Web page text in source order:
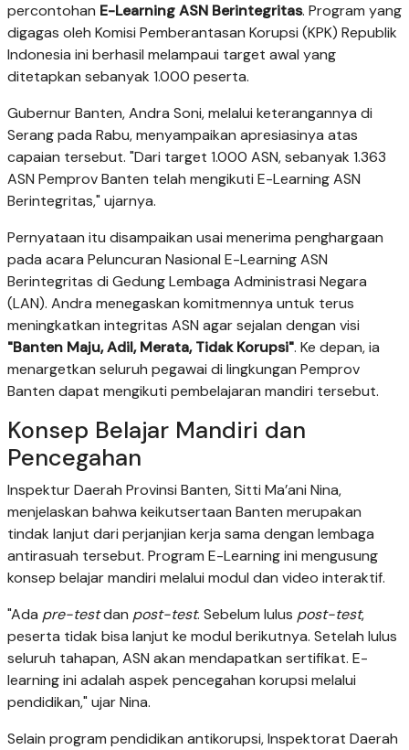
percontohan E-Learning ASN Berintegritas. Program yang
digagas oleh Komisi Pemberantasan Korupsi (KPK) Republik
Indonesia ini berhasil melampaui target awal yang
ditetapkan sebanyak 1.000 peserta.
Gubernur Banten, Andra Soni, melalui keterangannya di
Serang pada Rabu, menyampaikan apresiasinya atas
capaian tersebut. "Dari target 1.000 ASN, sebanyak 1.363
ASN Pemprov Banten telah mengikuti E-Learning ASN
Berintegritas," ujarnya.
Pernyataan itu disampaikan usai menerima penghargaan
pada acara Peluncuran Nasional E-Learning ASN
Berintegritas di Gedung Lembaga Administrasi Negara
(LAN). Andra menegaskan komitmennya untuk terus
meningkatkan integritas ASN agar sejalan dengan visi
"Banten Maju, Adil, Merata, Tidak Korupsi". Ke depan, ia
menargetkan seluruh pegawai di lingkungan Pemprov
Banten dapat mengikuti pembelajaran mandiri tersebut.
Konsep Belajar Mandiri dan
Pencegahan
Inspektur Daerah Provinsi Banten, Sitti Ma’ani Nina,
menjelaskan bahwa keikutsertaan Banten merupakan
tindak lanjut dari perjanjian kerja sama dengan lembaga
antirasuah tersebut. Program E-Learning ini mengusung
konsep belajar mandiri melalui modul dan video interaktif.
"Ada pre-testdan post-test. Sebelum lulus post-test,
peserta tidak bisa lanjut ke modul berikutnya. Setelah lulus
seluruh tahapan, ASN akan mendapatkan sertifikat. E-
learning ini adalah aspek pencegahan korupsi melalui
pendidikan," ujar Nina.
Selain program pendidikan antikorupsi, Inspektorat Daerah